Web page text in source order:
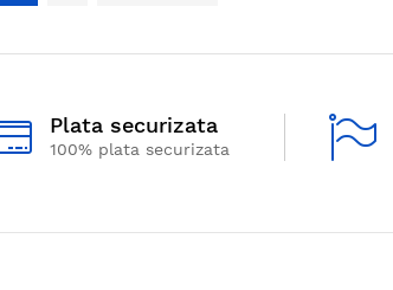
Plata securizata
100% plata securizata